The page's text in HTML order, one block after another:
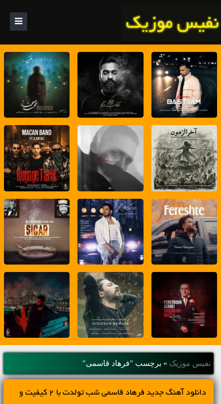
نفیس موزیک » برچسب "فرهاد قاسمی"
دانلود آهنگ جديد فرهاد قاسمی شب تولدت با 2 کیفیت و